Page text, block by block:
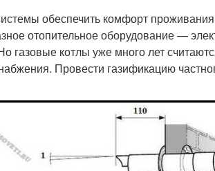
обеспечить комфорт
отопительное оборудование —
газовые котлы уже много лет
Провести газификацию